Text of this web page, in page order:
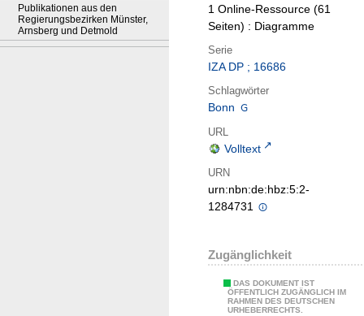
Publikationen aus den
Regierungsbezirken Münster,
Arnsberg und Detmold
1 Online-Ressource (61
Seiten) : Diagramme
Serie
IZA DP ; 16686
Schlagwörter
Bonn
URL
Volltext
URN
urn:nbn:de:hbz:5:2-
1284731
Zugänglichkeit
DAS DOKUMENT IST
ÖFFENTLICH ZUGÄNGLICH IM
RAHMEN DES DEUTSCHEN
URHEBERRECHTS.